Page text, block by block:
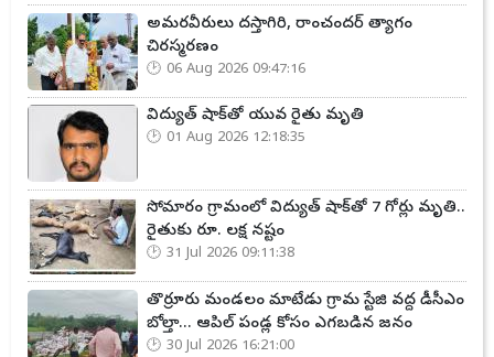
అమరవీరులు దస్తాగిరి, రాంచందర్ త్యాగం
చిరస్మరణం
06 Aug 2026 09:47:16
విద్యుత్ షాక్‌తో యువ రైతు మృతి
01 Aug 2026 12:18:35
సోమారం గ్రామంలో విద్యుత్ షాక్‌తో 7 గోర్లు మృతి..
రైతుకు రూ. లక్ష నష్టం
31 Jul 2026 09:11:38
తొర్రూరు మండలం మాటేడు గ్రామ స్టేజి వద్ద డీసీఎం
బోల్తా... ఆపిల్ పండ్ల కోసం ఎగబడిన జనం
30 Jul 2026 16:21:00